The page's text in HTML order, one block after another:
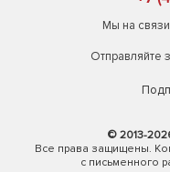
Мы на
Отправляйте
© 2013-
Все права защищены.
с письменного